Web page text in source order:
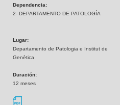
Dependencia:
2- DEPARTAMENTO DE PATOLOGÍA
Lugar:
Departamento de Patologia e Institut de
Genètica
Duración:
12 meses